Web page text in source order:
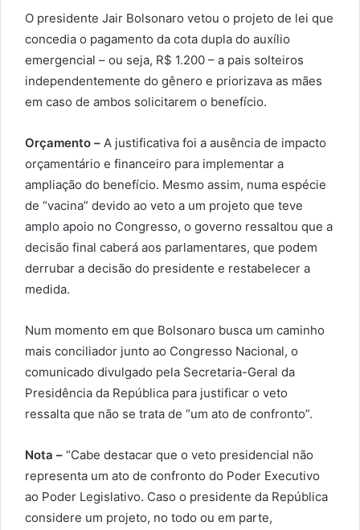
O presidente Jair Bolsonaro vetou o projeto de lei que
concedia o pagamento da cota dupla do auxílio
emergencial – ou seja, R$ 1.200 – a pais solteiros
independentemente do gênero e priorizava as mães
em caso de ambos solicitarem o benefício.
Orçamento – A justificativa foi a ausência de impacto
orçamentário e financeiro para implementar a
ampliação do benefício. Mesmo assim, numa espécie
de “vacina” devido ao veto a um projeto que teve
amplo apoio no Congresso, o governo ressaltou que a
decisão final caberá aos parlamentares, que podem
derrubar a decisão do presidente e restabelecer a
medida.
Num momento em que Bolsonaro busca um caminho
mais conciliador junto ao Congresso Nacional, o
comunicado divulgado pela Secretaria-Geral da
Presidência da República para justificar o veto
ressalta que não se trata de “um ato de confronto”.
Nota – “Cabe destacar que o veto presidencial não
representa um ato de confronto do Poder Executivo
ao Poder Legislativo. Caso o presidente da República
considere um projeto, no todo ou em parte,